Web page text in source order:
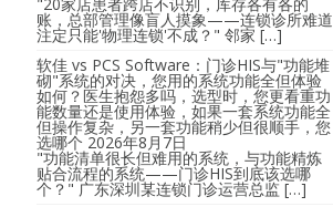
账，总部管理像盲人摸象——连锁诊所难道
注定只能'物理连锁'不成？" 邻家 […]
软佳 vs PCS Software：门诊HIS与"功能堆
砌"系统的对决，您用的系统功能全但体验
如何？医生抱怨多吗，选型时，您更看重功
能数量还是使用体验，如果一套系统功能全
但操作复杂，另一套功能稍少但很顺手，您
选哪个 2026年8月7日
"功能清单很长但难用的系统，与功能精炼
贴合流程的系统——门诊HIS到底该选哪
个？" 广东深圳某连锁门诊运营总监 […]